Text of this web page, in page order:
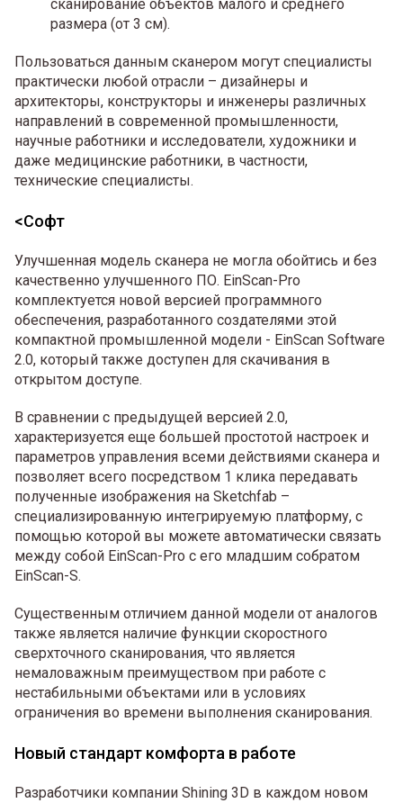
сканирование объектов малого и среднего
размера (от 3 см).
Пользоваться данным сканером могут специалисты
практически любой отрасли – дизайнеры и
архитекторы, конструкторы и инженеры различных
направлений в современной промышленности,
научные работники и исследователи, художники и
даже медицинские работники, в частности,
технические специалисты.
<Софт
Улучшенная модель сканера не могла обойтись и без
качественно улучшенного ПО. EinScan-Pro
комплектуется новой версией программного
обеспечения, разработанного создателями этой
компактной промышленной модели - EinScan Software
2.0, который также доступен для скачивания в
открытом доступе.
В сравнении с предыдущей версией 2.0,
характеризуется еще большей простотой настроек и
параметров управления всеми действиями сканера и
позволяет всего посредством 1 клика передавать
полученные изображения на Sketchfab –
специализированную интегрируемую платформу, с
помощью которой вы можете автоматически связать
между собой EinScan-Pro с его младшим собратом
EinScan-S.
Существенным отличием данной модели от аналогов
также является наличие функции скоростного
сверхточного сканирования, что является
немаловажным преимуществом при работе с
нестабильными объектами или в условиях
ограничения во времени выполнения сканирования.
Новый стандарт комфорта в работе
Разработчики компании Shining 3D в каждом новом